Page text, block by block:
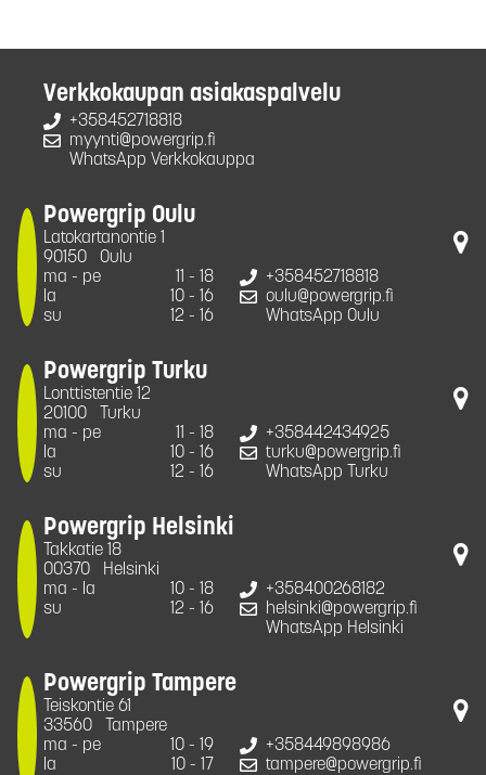
Verkkokaupan asiakaspalvelu
+358452718818
myynti@powergrip.fi
WhatsApp Verkkokauppa
Powergrip Oulu
Latokartanontie 1
90150
Oulu
ma - pe
11 - 18
la
10 - 16
su
12 - 16
+358452718818
oulu@powergrip.fi
WhatsApp Oulu
Powergrip Turku
Lonttistentie 12
20100
Turku
ma - pe
11 - 18
la
10 - 16
su
12 - 16
+358442434925
turku@powergrip.fi
WhatsApp Turku
Powergrip Helsinki
Takkatie 18
00370
Helsinki
ma - la
10 - 18
su
12 - 16
+358400268182
helsinki@powergrip.fi
WhatsApp Helsinki
Powergrip Tampere
Teiskontie 61
33560
Tampere
ma - pe
10 - 19
la
10 - 17
+358449898986
tampere@powergrip.fi